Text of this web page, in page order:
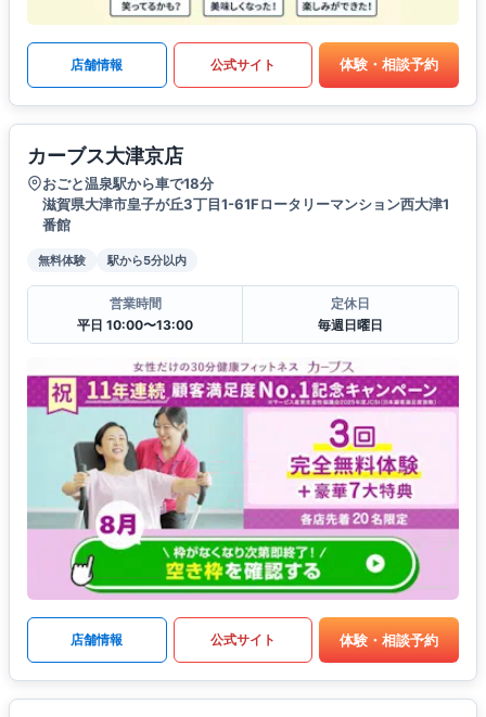
店舗情報 公式サイト 体験・相談予約
カーブス大津京店
おごと温泉駅から車で18分
滋賀県大津市皇子が丘3丁目1-61Fロータリーマンション西大津1
番館
無料体験 駅から5分以内
営業時間
平日 10:00〜13:00
定休日
毎週日曜日
店舗情報 公式サイト 体験・相談予約